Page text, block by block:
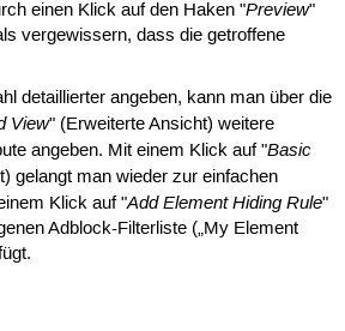
einen Klick auf den Haken "Preview"
vergewissern, dass die getroffene
detaillierter angeben, kann man über die
View" (Erweiterte Ansicht) weitere
angeben. Mit einem Klick auf "Basic
gelangt man wieder zur einfachen
Klick auf "Add Element Hiding Rule"
Adblock-Filterliste („My Element